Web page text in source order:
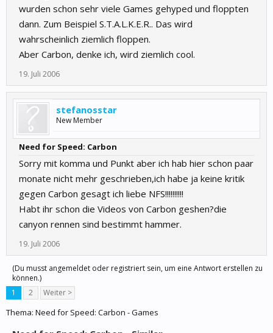
wurden schon sehr viele Games gehyped und floppten
dann. Zum Beispiel S.T.A.L.K.E.R.. Das wird
wahrscheinlich ziemlich floppen.
Aber Carbon, denke ich, wird ziemlich cool.
19. Juli 2006
stefanosstar
New Member
Need for Speed: Carbon
Sorry mit komma und Punkt aber ich hab hier schon paar
monate nicht mehr geschrieben,ich habe ja keine kritik
gegen Carbon gesagt ich liebe NFS!!!!!!!!!!
Habt ihr schon die Videos von Carbon geshen?die
canyon rennen sind bestimmt hammer.
19. Juli 2006
(Du musst angemeldet oder registriert sein, um eine Antwort erstellen zu
können.)
1
2 Weiter >
Thema: Need for Speed: Carbon - Games